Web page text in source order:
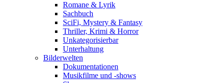
Romane & Lyrik
Sachbuch
SciFi, Mystery & Fantasy
Thriller, Krimi & Horror
Unkategorisierbar
Unterhaltung
Bilderwelten
Dokumentationen
Musikfilme und -shows